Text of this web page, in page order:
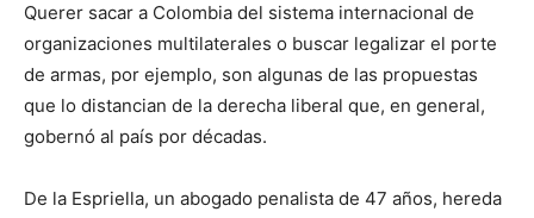
Querer sacar a Colombia del sistema internacional de
organizaciones multilaterales o buscar legalizar el porte
de armas, por ejemplo, son algunas de las propuestas
que lo distancian de la derecha liberal que, en general,
gobernó al país por décadas.
De la Espriella, un abogado penalista de 47 años, hereda